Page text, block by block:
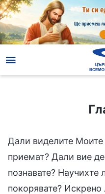
Дали виделите
приемат? Дали вие
познавате?
покорявате? Искрено